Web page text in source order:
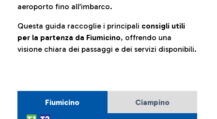
aeroporto fino all’imbarco.
Questa guida raccoglie i principali consigli utili
per la partenza da Fiumicino, offrendo una
visione chiara dei passaggi e dei servizi disponibili.
Fiumicino Ciampino